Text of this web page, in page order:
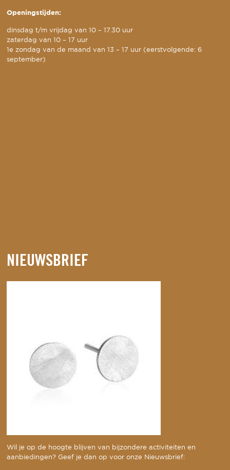
Openingstijden:
dinsdag t/m vrijdag van 10 – 17.30 uur
zaterdag van 10 – 17 uur
1e zondag van de maand van 13 – 17 uur (eerstvolgende: 6
september)
NIEUWSBRIEF
Wil je op de hoogte blijven van bijzondere activiteiten en
aanbiedingen? Geef je dan op voor onze Nieuwsbrief: